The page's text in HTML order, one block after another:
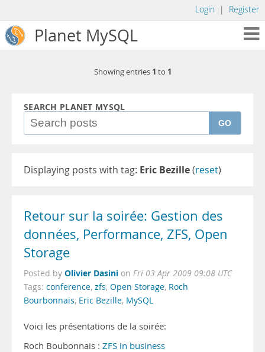
Login | Register
Planet MySQL
Showing entries 1 to 1
SEARCH PLANET MYSQL
GO
Displaying posts with tag: Eric Bezille(reset)
Retour sur la soirée: Gestion des
données, Performance, ZFS, Open
Storage
Posted by Olivier Dasini on Fri 03 Apr 2009 09:08 UTC
Tags: conference, zfs, Open Storage, Roch
Bourbonnais, Eric Bezille, MySQL
Voici les présentations de la soirée:
Roch Boubonnais : ZFS in business